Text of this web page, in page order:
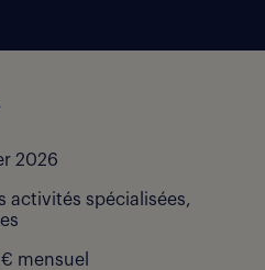
2026
activités spécialisées,
mensuel